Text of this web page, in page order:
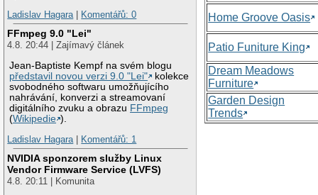
Ladislav Hagara| Komentářů: 0
FFmpeg 9.0 "Lei"
4.8. 20:44 | Zajímavý článek
Jean-Baptiste Kempf na svém blogu
představil novou verzi 9.0 "Lei"
kolekce
svobodného softwaru umožňujícího
nahrávání, konverzi a streamovaní
digitálního zvuku a obrazu FFmpeg
(Wikipedie ).
Ladislav Hagara| Komentářů: 1
NVIDIA sponzorem služby Linux
Vendor Firmware Service (LVFS)
4.8. 20:11 | Komunita
Home Groove Oasis
Patio Funiture King
Dream Meadows
Furniture
Garden Design
Trends